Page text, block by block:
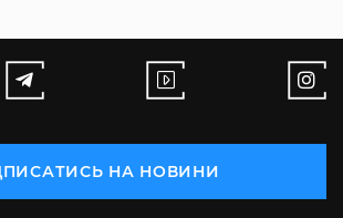
НА НОВИНИ